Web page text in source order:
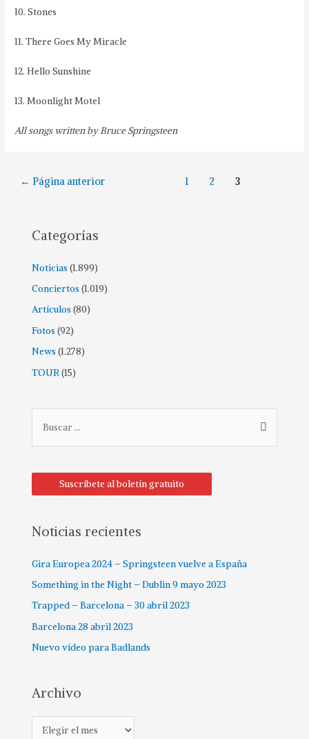
10. Stones
11. There Goes My Miracle
12. Hello Sunshine
13. Moonlight Motel
All songs written by Bruce Springsteen
← Página anterior 1 2 3
Categorías
Noticias (1.899)
Conciertos (1.019)
Artículos (80)
Fotos (92)
News (1.278)
TOUR(15)
Suscríbete al boletín gratuito
Noticias recientes
Gira Europea 2024 – Springsteen vuelve a España
Something in the Night – Dublin 9 mayo 2023
Trapped – Barcelona – 30 abril 2023
Barcelona 28 abril 2023
Nuevo vídeo para Badlands
Archivo